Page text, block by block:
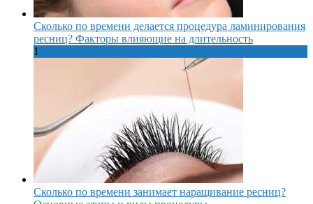
Сколько по времени делается процедура ламинирования
ресниц? Факторы влияющие на длительность
1
Сколько по времени занимает наращивание ресниц?